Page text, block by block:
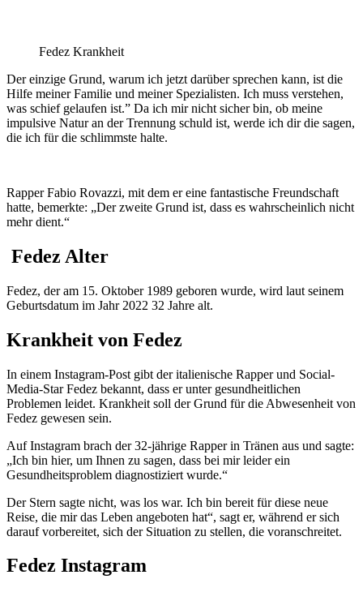
Fedez Krankheit
Der einzige Grund, warum ich jetzt darüber sprechen kann, ist die
Hilfe meiner Familie und meiner Spezialisten. Ich muss verstehen,
was schief gelaufen ist.” Da ich mir nicht sicher bin, ob meine
impulsive Natur an der Trennung schuld ist, werde ich dir die sagen,
die ich für die schlimmste halte.
Rapper Fabio Rovazzi, mit dem er eine fantastische Freundschaft
hatte, bemerkte: „Der zweite Grund ist, dass es wahrscheinlich nicht
mehr dient.“
Fedez Alter
Fedez, der am 15. Oktober 1989 geboren wurde, wird laut seinem
Geburtsdatum im Jahr 2022 32 Jahre alt.
Krankheit von Fedez
In einem Instagram-Post gibt der italienische Rapper und Social-
Media-Star Fedez bekannt, dass er unter gesundheitlichen
Problemen leidet. Krankheit soll der Grund für die Abwesenheit von
Fedez gewesen sein.
Auf Instagram brach der 32-jährige Rapper in Tränen aus und sagte:
„Ich bin hier, um Ihnen zu sagen, dass bei mir leider ein
Gesundheitsproblem diagnostiziert wurde.“
Der Stern sagte nicht, was los war. Ich bin bereit für diese neue
Reise, die mir das Leben angeboten hat“, sagt er, während er sich
darauf vorbereitet, sich der Situation zu stellen, die voranschreitet.
Fedez Instagram